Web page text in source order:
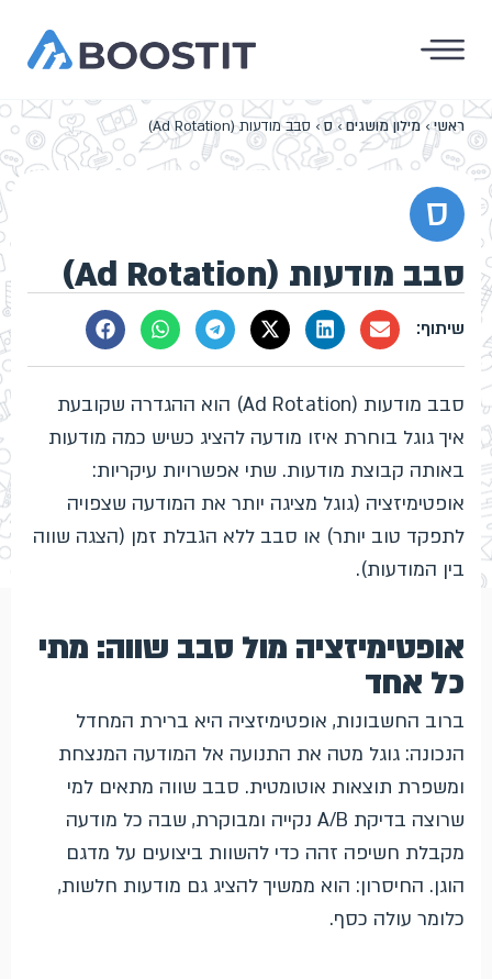
ראשי›מילון מושגים›ס› סבב מודעות (Ad Rotation)
ס
סבב מודעות (Ad Rotation)
סבב מודעות (Ad Rotation) הוא ההגדרה שקובעת
איך גוגל בוחרת איזו מודעה להציג כשיש כמה מודעות
באותה קבוצת מודעות. שתי אפשרויות עיקריות:
אופטימיזציה (גוגל מציגה יותר את המודעה שצפויה
לתפקד טוב יותר) או סבב ללא הגבלת זמן (הצגה שווה
בין המודעות).
אופטימיזציה מול סבב שווה: מתי
כל אחד
ברוב החשבונות, אופטימיזציה היא ברירת המחדל
הנכונה: גוגל מטה את התנועה אל המודעה המנצחת
ומשפרת תוצאות אוטומטית. סבב שווה מתאים למי
שרוצה בדיקת A/B נקייה ומבוקרת, שבה כל מודעה
מקבלת חשיפה זהה כדי להשוות ביצועים על מדגם
הוגן. החיסרון: הוא ממשיך להציג גם מודעות חלשות,
כלומר עולה כסף.